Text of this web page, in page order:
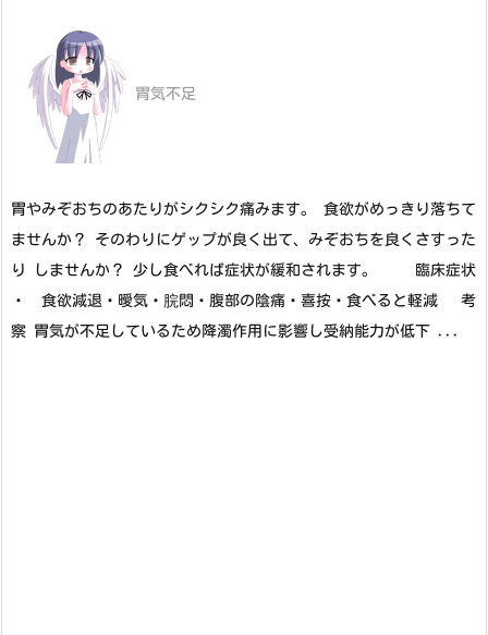
胃気不足
胃やみぞおちのあたりがシクシク痛みます。 食欲がめっきり落ちて
ませんか？ そのわりにゲップが良く出て、みぞおちを良くさすった
り しませんか？ 少し食べれば症状が緩和されます。 臨床症状
・ 食欲減退・曖気・脘悶・腹部の陰痛・喜按・食べると軽減 考
察 胃気が不足しているため降濁作用に影響し受納能力が低下 ...